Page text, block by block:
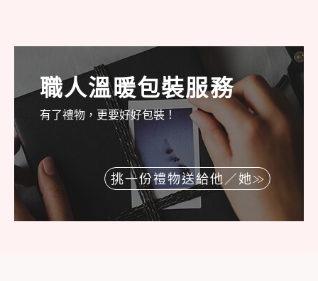
職人溫暖包裝服務
有了禮物，更要好好包裝！
挑一份禮物送給他／她